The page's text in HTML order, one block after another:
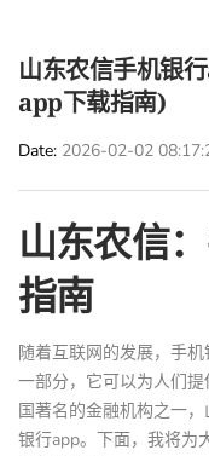
山东农信手机银
app下载指南)
Date 2026-02-02
山东农信
指南
随着互联网的发展，手
一部分，它可以为人们
国著名的金融机构之一
银行app。下面，我将为